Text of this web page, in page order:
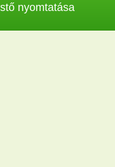
nyomtatása